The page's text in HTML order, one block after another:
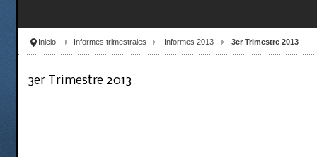
Inicio Informes trimestrales Informes 2013 3er Trimestre 2013
3er Trimestre 2013